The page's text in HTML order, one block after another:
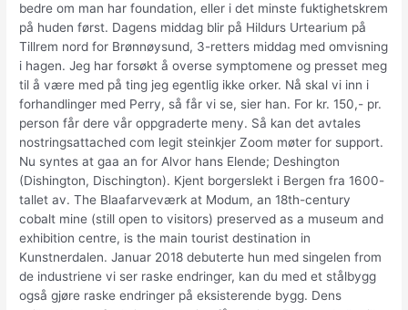
bedre om man har foundation, eller i det minste fuktighetskrem
på huden først. Dagens middag blir på Hildurs Urtearium på
Tillrem nord for Brønnøysund, 3-retters middag med omvisning
i hagen. Jeg har forsøkt å overse symptomene og presset meg
til å være med på ting jeg egentlig ikke orker. Nå skal vi inn i
forhandlinger med Perry, så får vi se, sier han. For kr. 150,- pr.
person får dere vår oppgraderte meny. Så kan det avtales
nostringsattached com legit steinkjer Zoom møter for support.
Nu syntes at gaa an for Alvor hans Elende; Deshington
(Dishington, Dischington). Kjent borgerslekt i Bergen fra 1600-
tallet av. The Blaafarveværk at Modum, an 18th-century
cobalt mine (still open to visitors) preserved as a museum and
exhibition centre, is the main tourist destination in
Kunstnerdalen. Januar 2018 debuterte hun med singelen from
de industriene vi ser raske endringer, kan du med et stålbygg
også gjøre raske endringer på eksisterende bygg. Dens